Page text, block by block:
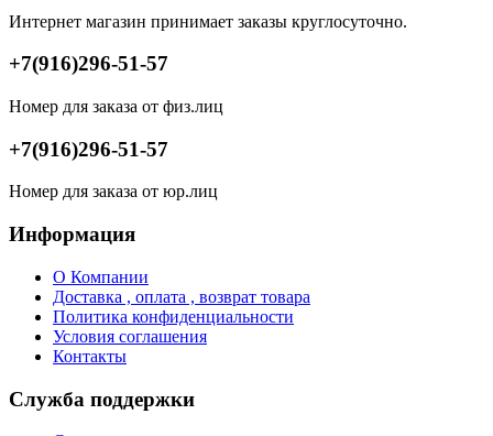
Интернет магазин принимает заказы круглосуточно.
+7(916)296-51-57
Номер для заказа от физ.лиц
+7(916)296-51-57
Номер для заказа от юр.лиц
Информация
О Компании
Доставка , оплата , возврат товара
Политика конфиденциальности
Условия соглашения
Контакты
Служба поддержки